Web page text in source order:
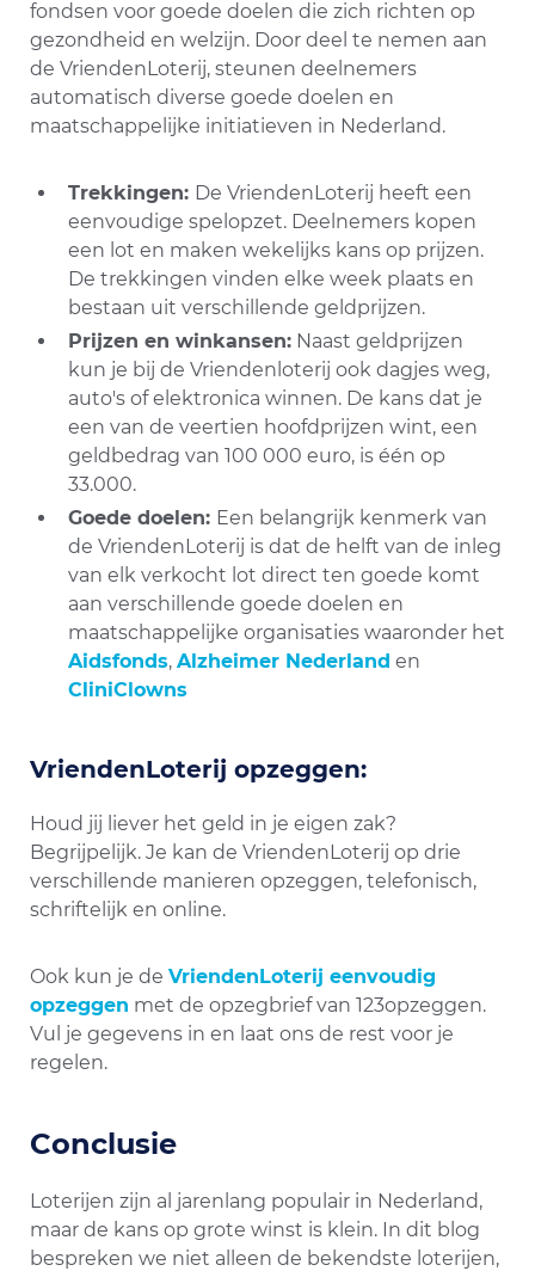
fondsen voor goede doelen die zich richten op
gezondheid en welzijn. Door deel te nemen aan
de VriendenLoterij, steunen deelnemers
automatisch diverse goede doelen en
maatschappelijke initiatieven in Nederland.
Trekkingen: De VriendenLoterij heeft een
eenvoudige spelopzet. Deelnemers kopen
een lot en maken wekelijks kans op prijzen.
De trekkingen vinden elke week plaats en
bestaan uit verschillende geldprijzen.
Prijzen en winkansen: Naast geldprijzen
kun je bij de Vriendenloterij ook dagjes weg,
auto's of elektronica winnen. De kans dat je
een van de veertien hoofdprijzen wint, een
geldbedrag van 100 000 euro, is één op
33.000.
Goede doelen: Een belangrijk kenmerk van
de VriendenLoterij is dat de helft van de inleg
van elk verkocht lot direct ten goede komt
aan verschillende goede doelen en
maatschappelijke organisaties waaronder het
Aidsfonds, Alzheimer Nederland en
CliniClowns
VriendenLoterij opzeggen:
Houd jij liever het geld in je eigen zak?
Begrijpelijk. Je kan de VriendenLoterij op drie
verschillende manieren opzeggen, telefonisch,
schriftelijk en online.
Ook kun je de VriendenLoterij eenvoudig
opzeggen met de opzegbrief van 123opzeggen.
Vul je gegevens in en laat ons de rest voor je
regelen.
Conclusie
Loterijen zijn al jarenlang populair in Nederland,
maar de kans op grote winst is klein. In dit blog
bespreken we niet alleen de bekendste loterijen,